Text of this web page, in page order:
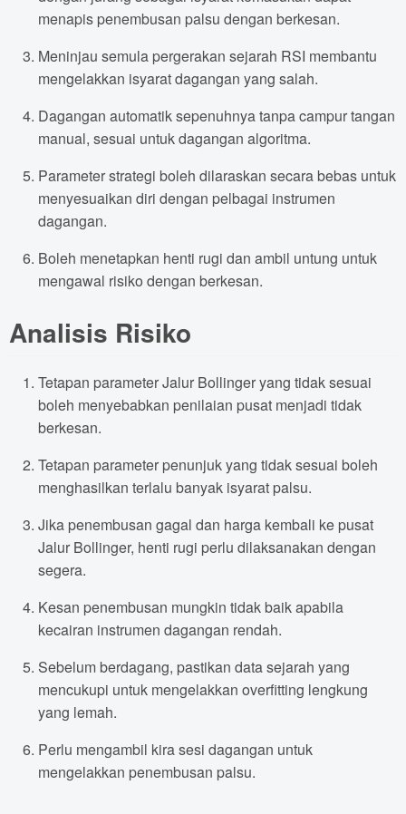
menapis penembusan palsu dengan berkesan.
Meninjau semula pergerakan sejarah RSI membantu
mengelakkan isyarat dagangan yang salah.
Dagangan automatik sepenuhnya tanpa campur tangan
manual, sesuai untuk dagangan algoritma.
Parameter strategi boleh dilaraskan secara bebas untuk
menyesuaikan diri dengan pelbagai instrumen
dagangan.
Boleh menetapkan henti rugi dan ambil untung untuk
mengawal risiko dengan berkesan.
Analisis Risiko
Tetapan parameter Jalur Bollinger yang tidak sesuai
boleh menyebabkan penilaian pusat menjadi tidak
berkesan.
Tetapan parameter penunjuk yang tidak sesuai boleh
menghasilkan terlalu banyak isyarat palsu.
Jika penembusan gagal dan harga kembali ke pusat
Jalur Bollinger, henti rugi perlu dilaksanakan dengan
segera.
Kesan penembusan mungkin tidak baik apabila
kecairan instrumen dagangan rendah.
Sebelum berdagang, pastikan data sejarah yang
mencukupi untuk mengelakkan overfitting lengkung
yang lemah.
Perlu mengambil kira sesi dagangan untuk
mengelakkan penembusan palsu.